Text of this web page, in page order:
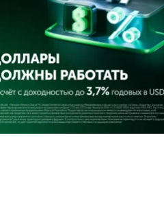
⚠️ Доброе утро, друзья!
Предлагаем обзор главных
новостей за 4 августа
2751 0 1
5
🗣Глава государства
направил телеграмму
соболезнования родным и